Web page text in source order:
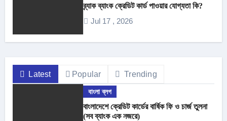
ব্র্যাক ব্যাংক ক্রেডিট কার্ড পাওয়ার যোগ্যতা কি?
Jul 17 , 2026
Latest Popular Trending
বাংলা ব্লগ
বাংলাদেশে ক্রেডিট কার্ডের বার্ষিক ফি ও চার্জ তুলনা
(সব ব্যাংক এক নজরে)